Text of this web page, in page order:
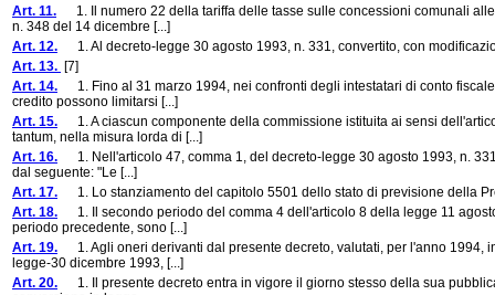
Art. 11. 1. Il numero 22 della tariffa delle tasse sulle concessioni comunali
n. 348 del 14 dicembre [...]
Art. 12. 1. Al decreto-legge 30 agosto 1993, n. 331, convertito, con
Art. 13. [7]
Art. 14. 1. Fino al 31 marzo 1994, nei confronti degli intestatari di conto
credito possono limitarsi [...]
Art. 15. 1. A ciascun componente della commissione istituita ai sensi
tantum, nella misura lorda di [...]
Art. 16. 1. Nell'articolo 47, comma 1, del decreto-legge 30 agosto 1993, n.
dal seguente: "Le [...]
Art. 17. 1. Lo stanziamento del capitolo 5501 dello stato di previsione della
Art. 18. 1. Il secondo periodo del comma 4 dell'articolo 8 della legge 11
periodo precedente, sono [...]
Art. 19. 1. Agli oneri derivanti dal presente decreto, valutati, per l'anno 1994,
legge-30 dicembre 1993, [...]
Art. 20. 1. Il presente decreto entra in vigore il giorno stesso della sua